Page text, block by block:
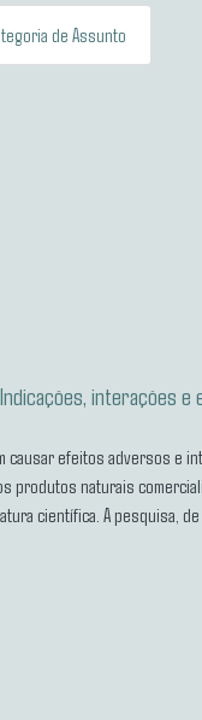
de Assunto
interações
efeitos adversos e
naturais
científica. A pesquisa,